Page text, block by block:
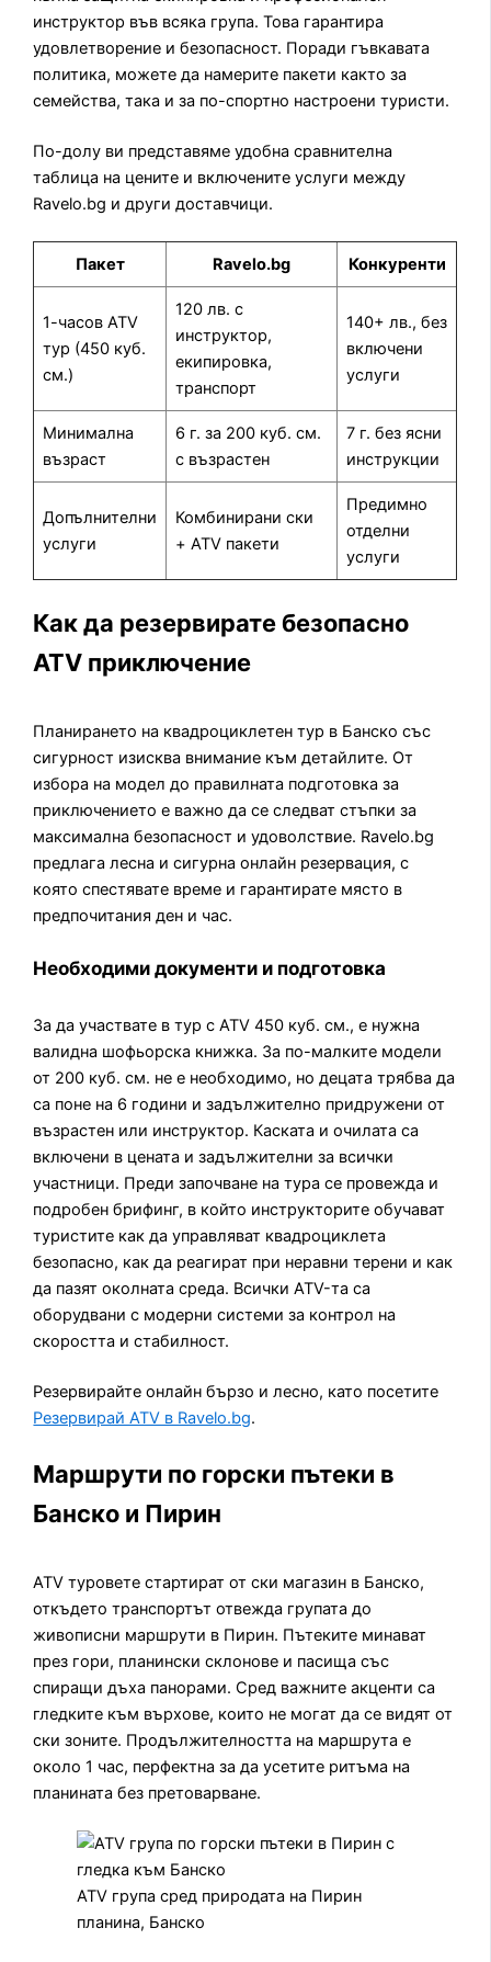
инструктор във всяка група. Това гарантира
удовлетворение и безопасност. Поради гъвкавата
политика, можете да намерите пакети както за
семейства, така и за по-спортно настроени туристи.
По-долу ви представяме удобна сравнителна
таблица на цените и включените услуги между
Ravelo.bg и други доставчици.
Пакет Ravelo.bg Конкуренти
1-часов ATV
тур (450 куб.
см.)
120 лв. с
инструктор,
екипировка,
транспорт
140+ лв., без
включени
услуги
Минимална
възраст
6 г. за 200 куб. см.
с възрастен
7 г. без ясни
инструкции
Допълнителни
услуги
Комбинирани ски
+ ATV пакети
Предимно
отделни
услуги
Как да резервирате безопасно
ATV приключение
Планирането на квадроциклетен тур в Банско със
сигурност изисква внимание към детайлите. От
избора на модел до правилната подготовка за
приключението е важно да се следват стъпки за
максимална безопасност и удоволствие. Ravelo.bg
предлага лесна и сигурна онлайн резервация, с
която спестявате време и гарантирате място в
предпочитания ден и час.
Необходими документи и подготовка
За да участвате в тур с ATV 450 куб. см., е нужна
валидна шофьорска книжка. За по-малките модели
от 200 куб. см. не е необходимо, но децата трябва да
са поне на 6 години и задължително придружени от
възрастен или инструктор. Каската и очилата са
включени в цената и задължителни за всички
участници. Преди започване на тура се провежда и
подробен брифинг, в който инструкторите обучават
туристите как да управляват квадроциклета
безопасно, как да реагират при неравни терени и как
да пазят околната среда. Всички ATV-та са
оборудвани с модерни системи за контрол на
скоростта и стабилност.
Резервирайте онлайн бързо и лесно, като посетите
Резервирай ATV в Ravelo.bg.
Маршрути по горски пътеки в
Банско и Пирин
ATV туровете стартират от ски магазин в Банско,
откъдето транспортът отвежда групата до
живописни маршрути в Пирин. Пътеките минават
през гори, планински склонове и пасища със
спиращи дъха панорами. Сред важните акценти са
гледките към върхове, които не могат да се видят от
ски зоните. Продължителността на маршрута е
около 1 час, перфектна за да усетите ритъма на
планината без претоварване.
ATV група сред природата на Пирин
планина, Банско